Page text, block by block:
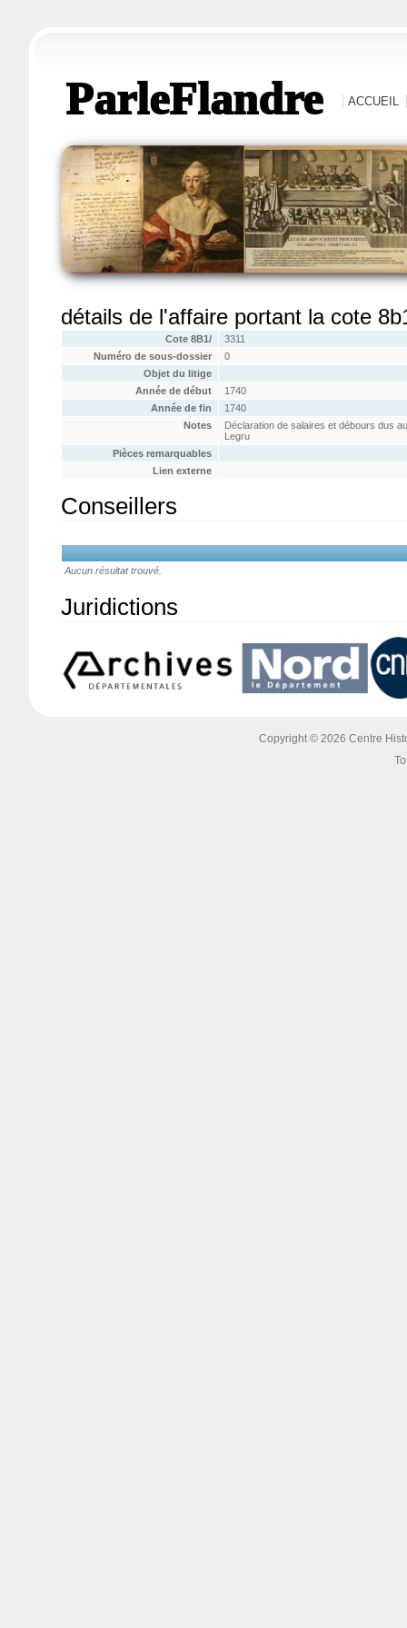
ParleFlandre ACCUEIL
détails de l'affaire portant la cote
Cote 8B1/
3311
Numéro de sous-dossier
0
Objet du litige
Année de début
1740
Année de fin
1740
Notes
Déclaration de salaires et débours dus
Legru
Pièces remarquables
Lien externe
Conseillers
Aucun résultat trouvé.
Juridictions
Copyright © 2026 Centre